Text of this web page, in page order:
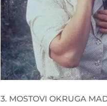
3. MOSTOVI OKRUGA